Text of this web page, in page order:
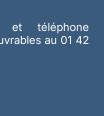
et téléphone
au 01 42